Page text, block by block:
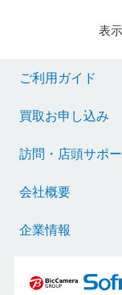
表
ご利用ガイド
買取お申し込み
訪問・店頭サポー
会社概要
企業情報